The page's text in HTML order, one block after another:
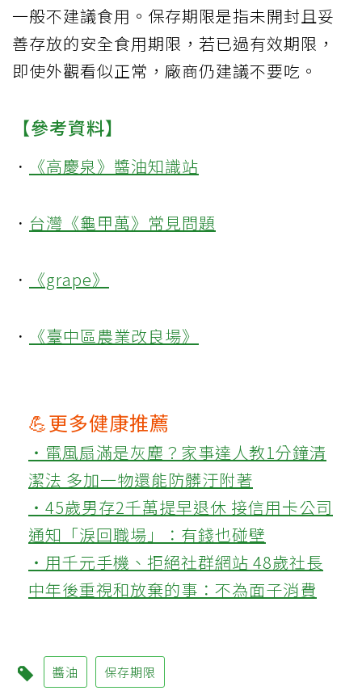
一般不建議食用。保存期限是指未開封且妥
善存放的安全食用期限，若已過有效期限，
即使外觀看似正常，廠商仍建議不要吃。
【參考資料】
． 《高慶泉》醬油知識站
． 台灣《龜甲萬》常見問題
． 《grape》
． 《臺中區農業改良場》
💪更多健康推薦
‧電風扇滿是灰塵？家事達人教1分鐘清
潔法 多加一物還能防髒汙附著
‧45歲男存2千萬提早退休 接信用卡公司
通知「淚回職場」：有錢也碰壁
‧用千元手機、拒絕社群網站 48歲社長
中年後重視和放棄的事：不為面子消費
醬油 保存期限